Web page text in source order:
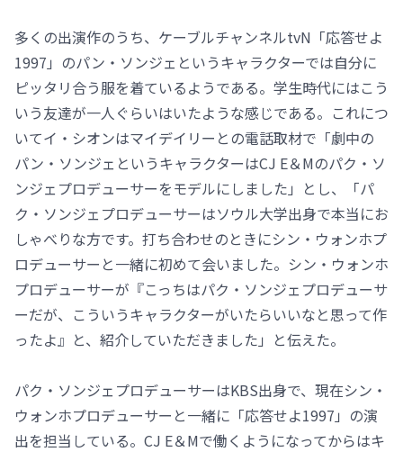
多くの出演作のうち、ケーブルチャンネルtvN「応答せよ
1997」のパン・ソンジェというキャラクターでは自分に
ピッタリ合う服を着ているようである。学生時代にはこう
いう友達が一人ぐらいはいたような感じである。これにつ
いてイ・シオンはマイデイリーとの電話取材で「劇中の
パン・ソンジェというキャラクターはCJ E＆Mのパク・ソ
ンジェプロデューサーをモデルにしました」とし、「パ
ク・ソンジェプロデューサーはソウル大学出身で本当にお
しゃべりな方です。打ち合わせのときにシン・ウォンホプ
ロデューサーと一緒に初めて会いました。シン・ウォンホ
プロデューサーが『こっちはパク・ソンジェプロデューサ
ーだが、こういうキャラクターがいたらいいなと思って作
ったよ』と、紹介していただきました」と伝えた。
パク・ソンジェプロデューサーはKBS出身で、現在シン・
ウォンホプロデューサーと一緒に「応答せよ1997」の演
出を担当している。CJ E＆Mで働くようになってからはキ